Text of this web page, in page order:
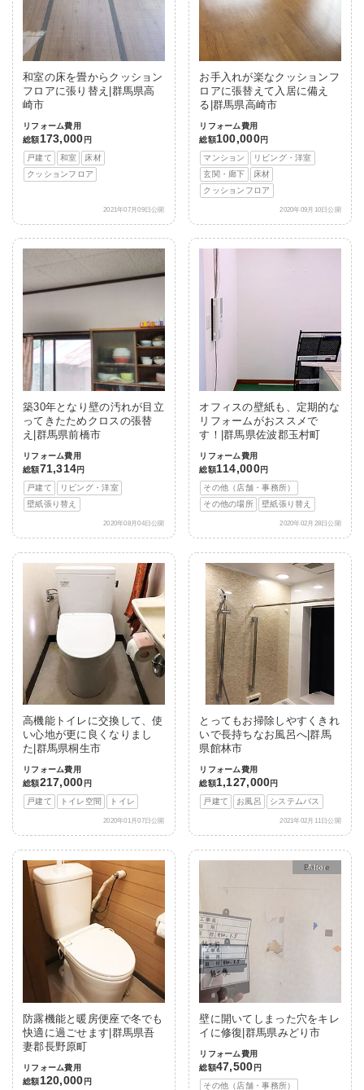
和室の床を畳からクッション
フロアに張り替え|群馬県高
崎市
リフォーム費用
総額173,000 円
戸建て
和室
床材
クッションフロア
2021年07月09日公開
お手入れが楽なクッションフ
ロアに張替えて入居に備え
る|群馬県高崎市
リフォーム費用
総額100,000円
マンション
リビング・洋室
玄関・廊下
床材
クッションフロア
2020年09月10日公開
築30年となり壁の汚れが目立
ってきたためクロスの張替
え|群馬県前橋市
リフォーム費用
総額71,314円
戸建て
リビング・洋室
壁紙張り替え
2020年08月04日公開
オフィスの壁紙も、定期的な
リフォームがおススメで
す！|群馬県佐波郡玉村町
リフォーム費用
総額114,000円
その他（店舗・事務所）
その他の場所
壁紙張り替え
2020年02月28日公開
高機能トイレに交換して、使
い心地が更に良くなりまし
た|群馬県桐生市
リフォーム費用
総額217,000 円
戸建て
トイレ空間 トイレ
2020年01月07日公開
とってもお掃除しやすくきれ
いで長持ちなお風呂へ|群馬
県館林市
リフォーム費用
総額1,127,000円
戸建て
お風呂 システムバス
2021年02月11日公開
防露機能と暖房便座で冬でも
快適に過ごせます|群馬県吾
妻郡長野原町
リフォーム費用
総額120,000 円
After
壁に開いてしまった穴をキレ
イに修復|群馬県みどり市
リフォーム費用
総額47,500 円
その他（店舗・事務所）